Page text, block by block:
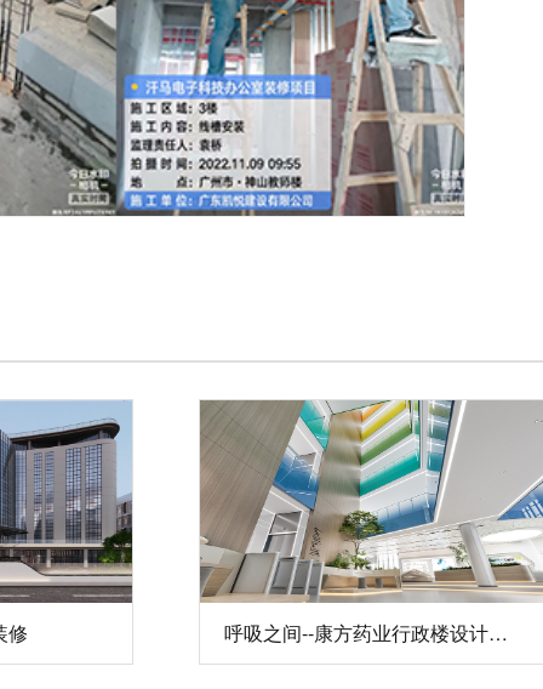
修 呼吸之间--康方药业行政楼设计装修